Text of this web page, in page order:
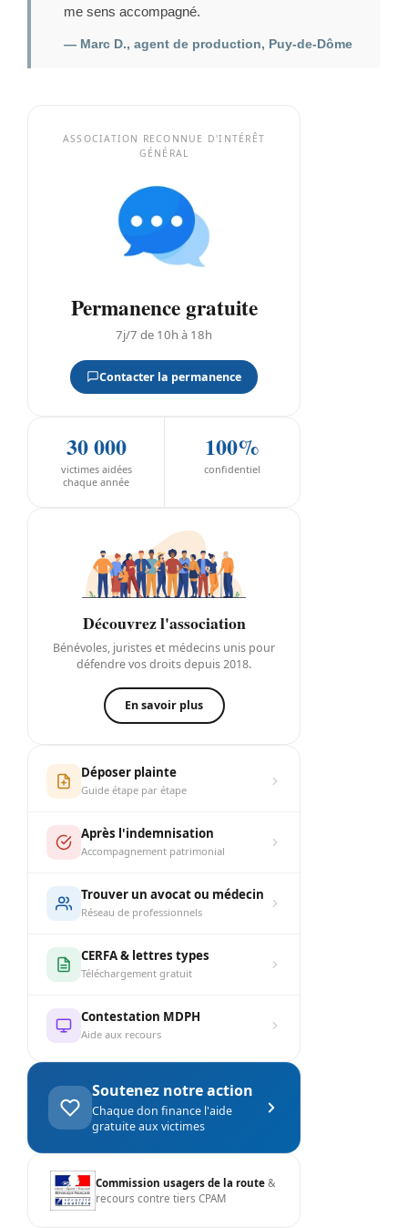
me sens accompagné.
— Marc D., agent de production, Puy-de-Dôme
ASSOCIATION RECONNUE D'INTÉRÊT
GÉNÉRAL
Permanence gratuite
7j/7 de 10h à 18h
Contacter la permanence
30 000
victimes aidées
chaque année
100%
confidentiel
Découvrez l'association
Bénévoles, juristes et médecins unis pour
défendre vos droits depuis 2018.
En savoir plus
Déposer plainte
Guide étape par étape
Après l'indemnisation
Accompagnement patrimonial
Trouver un avocat ou médecin
Réseau de professionnels
CERFA & lettres types
Téléchargement gratuit
Contestation MDPH
Aide aux recours
Soutenez notre action
Chaque don finance l'aide
gratuite aux victimes
Commission usagers de la route &
recours contre tiers CPAM